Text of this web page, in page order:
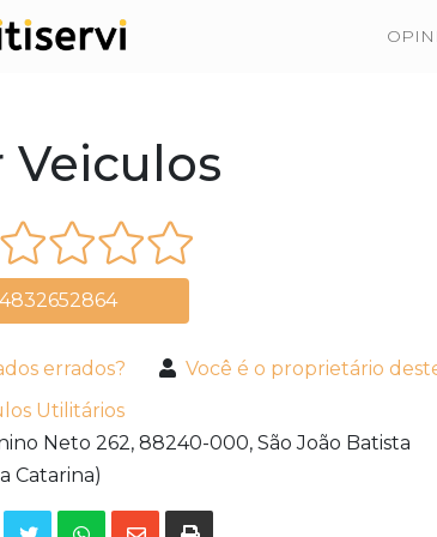
Veiculos
4832652864
errados?
Você é o proprietário
Utilitários
Neto 262, 88240-000, São João Batista
Catarina)